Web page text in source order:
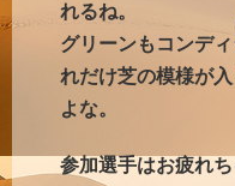
れるね。
グリーンもコンデ
れだけ芝の模様が
よな。
参加選手はお疲れ